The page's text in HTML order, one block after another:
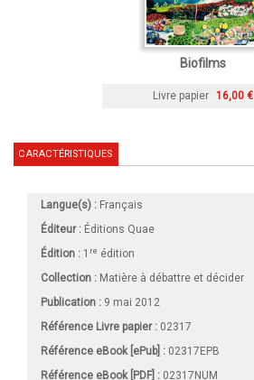
Biofilms
Livre papier 16,00 €
CARACTÉRISTIQUES
Langue(s) : Français
Éditeur : Éditions Quae
Édition : 1 re édition
Collection : Matière à débattre et décider
Publication : 9 mai 2012
Référence Livre papier : 02317
Référence eBook [ePub] : 02317EPB
Référence eBook [PDF] : 02317NUM